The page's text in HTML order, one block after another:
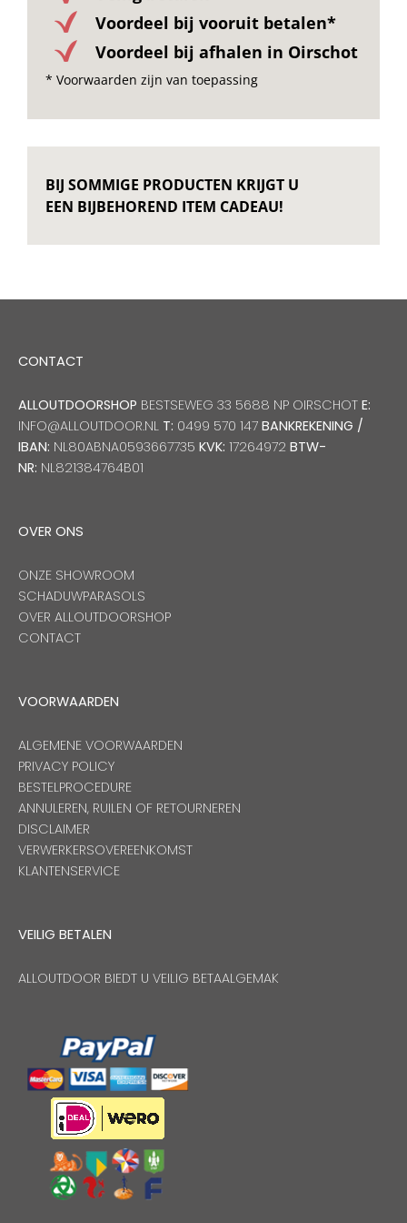
Voordeel bij vooruit betalen*
Voordeel bij afhalen in Oirschot
* Voorwaarden zijn van toepassing
BIJ SOMMIGE PRODUCTEN KRIJGT U
EEN BIJBEHOREND ITEM CADEAU!
CONTACT
ALLOUTDOORSHOP BESTSEWEG 33 5688 NP OIRSCHOT E:
INFO@ALLOUTDOOR.NL T: 0499 570 147 BANKREKENING /
IBAN: NL80ABNA0593667735 KVK: 17264972 BTW-
NR: NL821384764B01
OVER ONS
ONZE SHOWROOM
SCHADUWPARASOLS
OVER ALLOUTDOORSHOP
CONTACT
VOORWAARDEN
ALGEMENE VOORWAARDEN
PRIVACY POLICY
BESTELPROCEDURE
ANNULEREN, RUILEN OF RETOURNEREN
DISCLAIMER
VERWERKERSOVEREENKOMST
KLANTENSERVICE
VEILIG BETALEN
ALLOUTDOOR BIEDT U VEILIG BETAALGEMAK